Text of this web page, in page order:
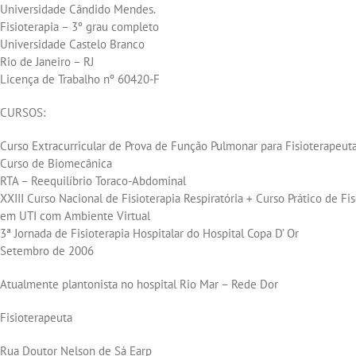
Universidade Cândido Mendes.
Fisioterapia – 3º grau completo
Universidade Castelo Branco
Rio de Janeiro – RJ
Licença de Trabalho nº 60420-F
CURSOS:
Curso Extracurricular de Prova de Função Pulmonar para
Curso de Biomecânica
RTA – Reequilíbrio Toraco-Abdominal
XXIII Curso Nacional de Fisioterapia Respiratória + Curso Prático de
em UTI com Ambiente Virtual
3ª Jornada de Fisioterapia Hospitalar do Hospital Copa D’ Or
Setembro de 2006
Atualmente plantonista no hospital Rio Mar – Rede Dor
Fisioterapeuta
Rua Doutor Nelson de Sá Earp